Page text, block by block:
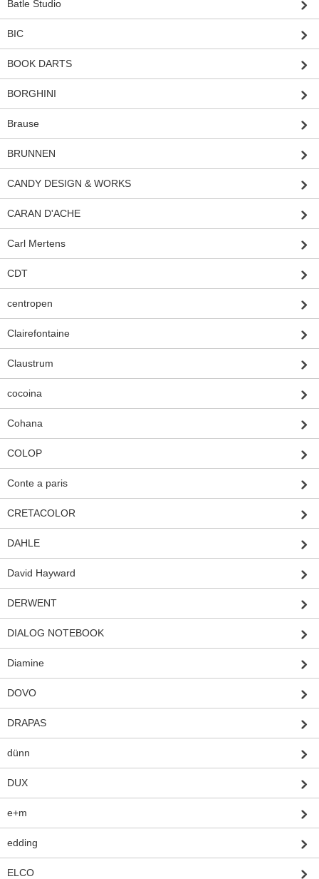
Batle Studio
BIC
BOOK DARTS
BORGHINI
Brause
BRUNNEN
CANDY DESIGN & WORKS
CARAN D'ACHE
Carl Mertens
CDT
centropen
Clairefontaine
Claustrum
cocoina
Cohana
COLOP
Conte a paris
CRETACOLOR
DAHLE
David Hayward
DERWENT
DIALOG NOTEBOOK
Diamine
DOVO
DRAPAS
dünn
DUX
e+m
edding
ELCO